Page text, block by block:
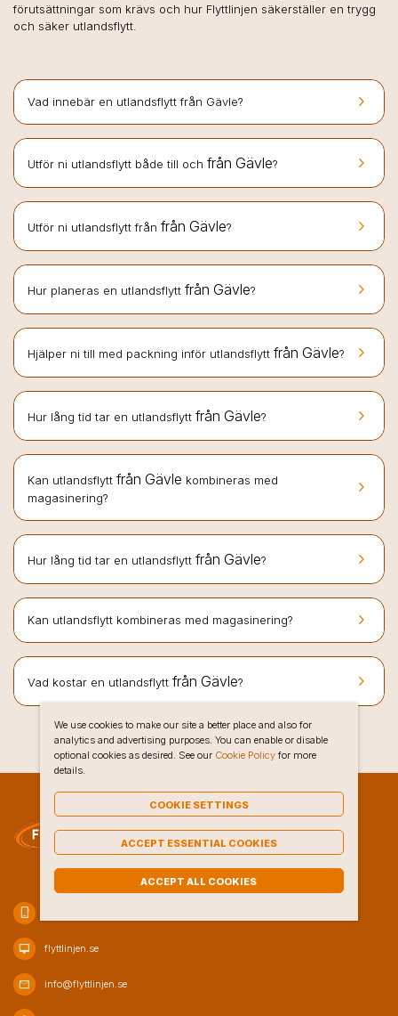
förutsättningar som krävs och hur Flyttlinjen säkerställer en trygg
och säker utlandsflytt.
keyboard_arrow_right
Vad innebär en utlandsflytt från Gävle?
keyboard_arrow_right
Utför ni utlandsflytt både till och från Gävle?
keyboard_arrow_right
Utför ni utlandsflytt från från Gävle?
keyboard_arrow_right
Hur planeras en utlandsflytt från Gävle?
keyboard_arrow_right
Hjälper ni till med packning inför utlandsflytt från Gävle?
keyboard_arrow_right
Hur lång tid tar en utlandsflytt från Gävle?
keyboard_arrow_right
Kan utlandsflytt från Gävle kombineras med
magasinering?
keyboard_arrow_right
Hur lång tid tar en utlandsflytt från Gävle?
keyboard_arrow_right
Kan utlandsflytt kombineras med magasinering?
keyboard_arrow_right
Vad kostar en utlandsflytt från Gävle?
phone_iphone
desktop_mac flyttlinjen.se
mail info@flyttlinjen.se
We use cookies to make our site a better place and also for
analytics and advertising purposes. You can enable or disable
optional cookies as desired. See our Cookie Policyfor more
details.
COOKIE SETTINGS
ACCEPT ESSENTIAL COOKIES
ACCEPT ALL COOKIES